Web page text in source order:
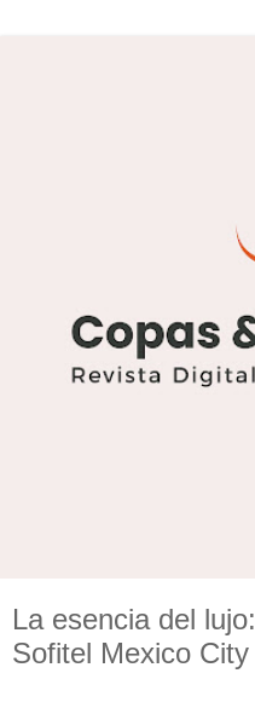
La esencia del
Sofitel Mexico